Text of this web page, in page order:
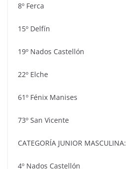
8º Ferca
15º Delfín
19º Nados Castellón
22º Elche
61º Fénix Manises
73º San Vicente
CATEGORÍA JUNIOR MASCULINA:
4º Nados Castellón